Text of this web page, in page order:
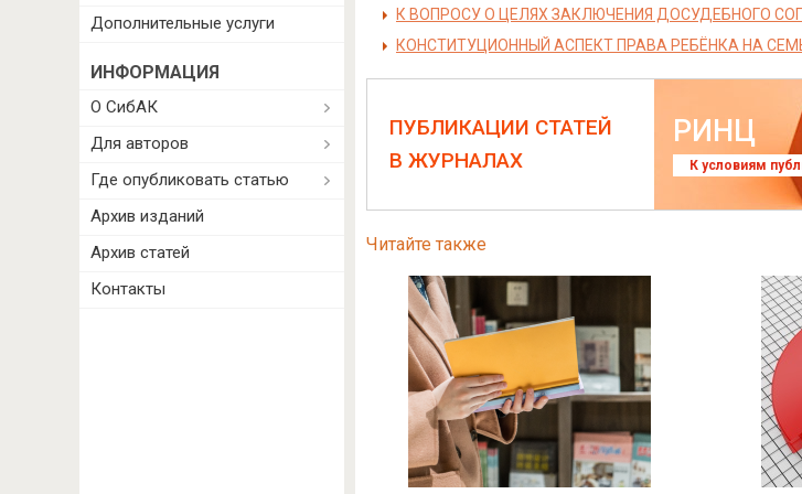
К ВОПРОСУ О ЦЕЛЯХ ЗАКЛЮЧЕНИЯ ДОСУДЕБНОГО
КОНСТИТУЦИОННЫЙ АСПЕКТ ПРАВА РЕБЁНКА НА
ПУБЛИКАЦИИ СТАТЕЙ
В ЖУРНАЛАХ
РИНЦ
К условиям
Читайте также
Дополнительные услуги
ИНФОРМАЦИЯ
О СибАК
Для авторов
Где опубликовать статью
Архив изданий
Архив статей
Контакты